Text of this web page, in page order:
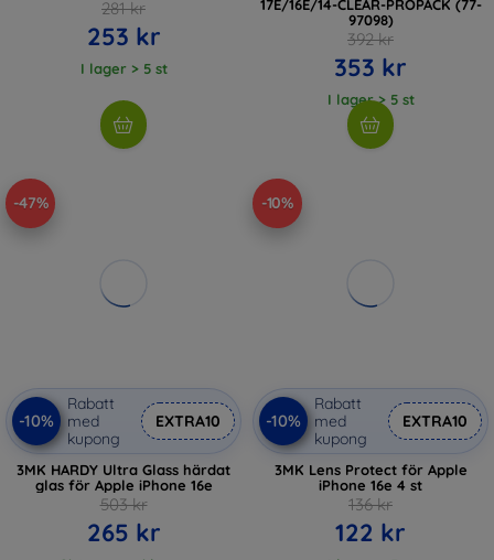
281 kr
253 kr
I lager > 5 st
17E/16E/14-CLEAR-PROPACK (77-
97098)
392 kr
353 kr
I lager > 5 st
-47%
-10%
Rabatt
med
kupong
EXTRA10
3MK HARDY Ultra Glass härdat
glas för Apple iPhone 16e
503 kr
265 kr
-10%
-10%
Rabatt
med
kupong
EXTRA10
3MK Lens Protect för Apple
iPhone 16e 4 st
136 kr
122 kr